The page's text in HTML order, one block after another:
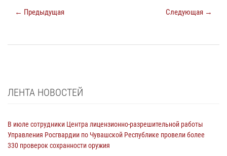
← Предыдущая Следующая →
ЛЕНТА НОВОСТЕЙ
В июле сотрудники Центра лицензионно-разрешительной работы
Управления Росгвардии по Чувашской Республике провели более
330 проверок сохранности оружия